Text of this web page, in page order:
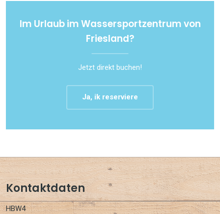
Im Urlaub im Wassersportzentrum von
Friesland?
Jetzt direkt buchen!
Ja, ik reserviere
Kontaktdaten
HBW4